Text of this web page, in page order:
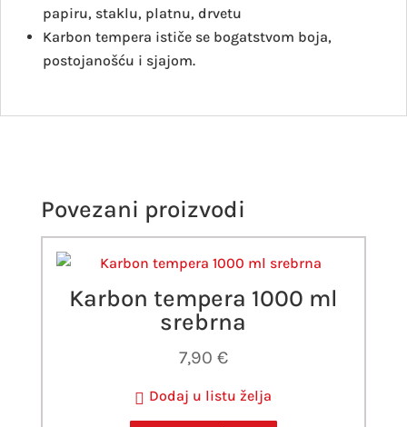
papiru, staklu, platnu, drvetu
Karbon tempera ističe se bogatstvom boja,
postojanošću i sjajom.
Povezani proizvodi
Karbon tempera 1000 ml
srebrna
7,90 €
Dodaj u listu želja